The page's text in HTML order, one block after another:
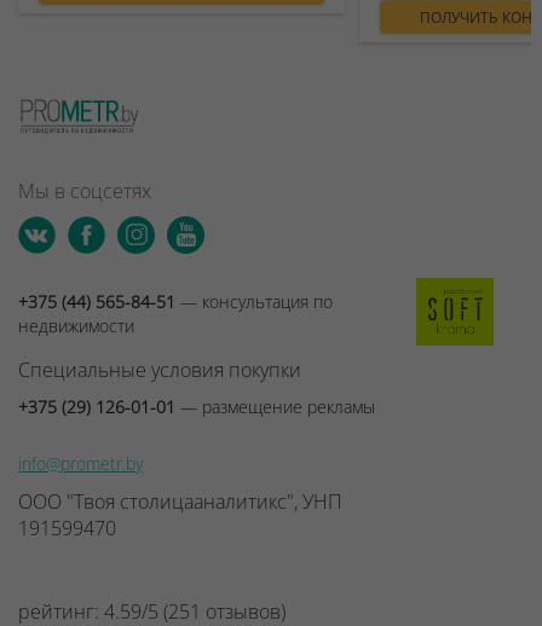
ПОЛУЧИТЬ
Мы в соцсетях
+375 (44) 565-84-51 — консультация по
недвижимости
Специальные условия покупки
+375 (29) 126-01-01 — размещение рекламы
info@prometr.by
ООО "Твоя столицааналитикс", УНП
191599470
рейтинг: 4.59/5 (251 отзывов)